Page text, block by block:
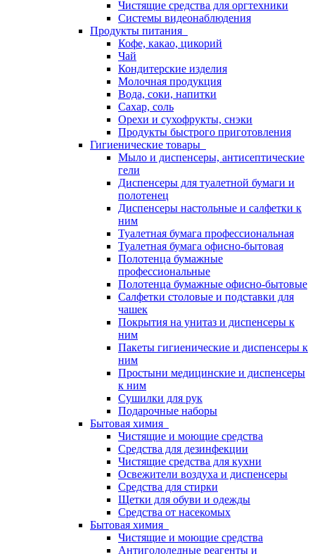
Чистящие средства для оргтехники
Системы видеонаблюдения
Продукты питания
Кофе, какао, цикорий
Чай
Кондитерские изделия
Молочная продукция
Вода, соки, напитки
Сахар, соль
Орехи и сухофрукты, снэки
Продукты быстрого приготовления
Гигиенические товары
Мыло и диспенсеры, антисептические
гели
Диспенсеры для туалетной бумаги и
полотенец
Диспенсеры настольные и салфетки к
ним
Туалетная бумага профессиональная
Туалетная бумага офисно-бытовая
Полотенца бумажные
профессиональные
Полотенца бумажные офисно-бытовые
Салфетки столовые и подставки для
чашек
Покрытия на унитаз и диспенсеры к
ним
Пакеты гигиенические и диспенсеры к
ним
Простыни медицинские и диспенсеры
к ним
Сушилки для рук
Подарочные наборы
Бытовая химия
Чистящие и моющие средства
Средства для дезинфекции
Чистящие средства для кухни
Освежители воздуха и диспенсеры
Средства для стирки
Щетки для обуви и одежды
Средства от насекомых
Бытовая химия
Чистящие и моющие средства
Антигололедные реагенты и